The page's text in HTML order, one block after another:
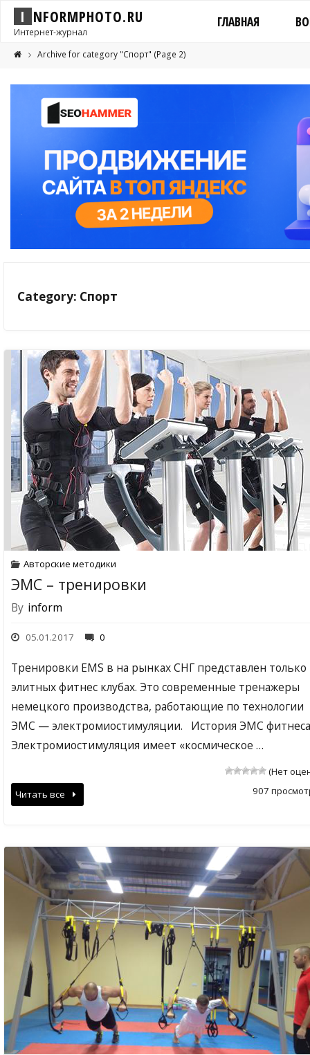
I NFORMPHOTO.RU
Интернет-журнал
ГЛАВНАЯ
Archive for category "Спорт" (Page 2)
Category: Спорт
Авторские методики
ЭМС – тренировки
By inform
05.01.2017 0
Тренировки EMS в на рынках СНГ представлен только
элитных фитнес клубах. Это современные тренажеры
немецкого производства, работающие по технологии
ЭМС — электромиостимуляции. История ЭМС фитнеса
Электромиостимуляция имеет «космическое …
(Нет
907
Читать все